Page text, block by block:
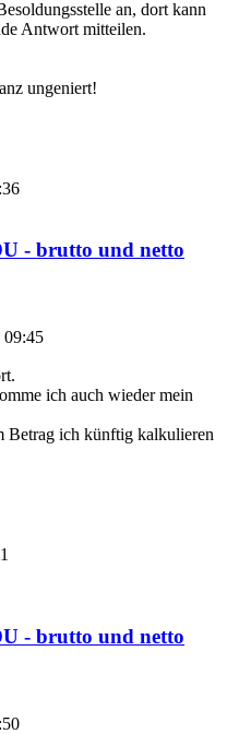
an, dort kann
Antwort mitteilen.
ungeniert!
- brutto und netto
09:45
ich auch wieder mein
Betrag ich künftig kalkulieren
- brutto und netto